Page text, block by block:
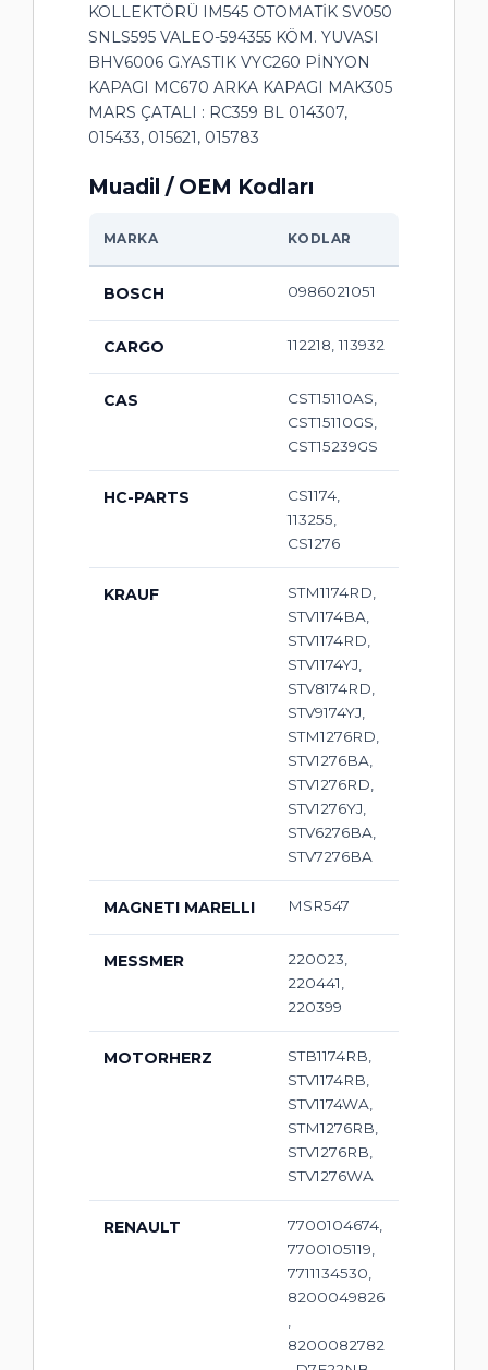
KOLLEKTÖRÜ IM545 OTOMATİK SV050
SNLS595 VALEO-594355 KÖM. YUVASI
BHV6006 G.YASTIK VYC260 PİNYON
KAPAGI MC670 ARKA KAPAGI MAK305
MARS ÇATALI : RC359 BL 014307,
015433, 015621, 015783
Muadil / OEM Kodları
MARKA KODLAR
BOSCH 0986021051
CARGO 112218, 113932
CAS
CST15110AS,
CST15110GS,
CST15239GS
HC-PARTS
CS1174,
113255,
CS1276
KRAUF
STM1174RD,
STV1174BA,
STV1174RD,
STV1174YJ,
STV8174RD,
STV9174YJ,
STM1276RD,
STV1276BA,
STV1276RD,
STV1276YJ,
STV6276BA,
STV7276BA
MAGNETI MARELLI MSR547
MESSMER
220023,
220441,
220399
MOTORHERZ
STB1174RB,
STV1174RB,
STV1174WA,
STM1276RB,
STV1276RB,
STV1276WA
RENAULT
7700104674,
7700105119,
7711134530,
8200049826
8200082782